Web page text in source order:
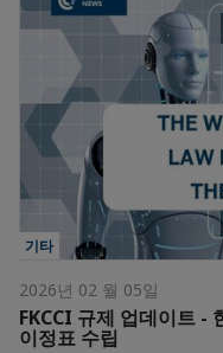
기타
2026년 02 월 05일
FKCCI 규제 업데이트 -
이정표 수립